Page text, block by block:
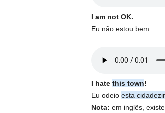
I am not OK.
Eu não estou bem.
I hate this town!
Eu odeio esta
Nota: em inglês,